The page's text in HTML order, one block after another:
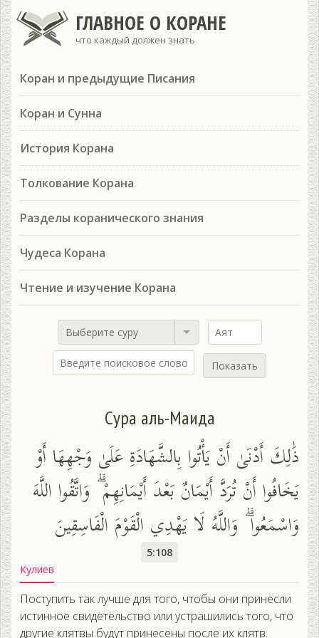
ГЛАВНОЕ О КОРАНЕ
что каждый должен знать
Коран и предыдущие Писания
Коран и Сунна
История Корана
Толкование Корана
Разделы коранического знания
Чудеса Корана
Чтение и изучение Корана
Выберите суру
Показать
Сура аль-Маида
ذَٰلِكَ أَدْنَىٰ أَنْ يَأْتُوا بِالشَّهَادَةِ عَلَىٰ وَجْهِهَا أَوْ
يَخَافُوا أَنْ تُرَدَّ أَيْمَانٌ بَعْدَ أَيْمَانِهِمْ ۗ وَاتَّقُوا اللَّهَ
وَاسْمَعُوا ۗ وَاللَّهُ لَا يَهْدِي الْقَوْمَ الْفَاسِقِينَ
5:108
Кулиев
Поступить так лучше для того, чтобы они принесли
истинное свидетельство или устрашились того, что
другие клятвы будут принесены после их клятв.